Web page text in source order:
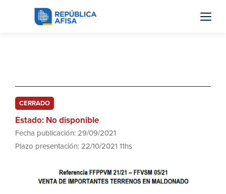
CERRADO
Estado: No disponible
Fecha publicación: 29/09/2021
Plazo presentación: 22/10/2021 11hs